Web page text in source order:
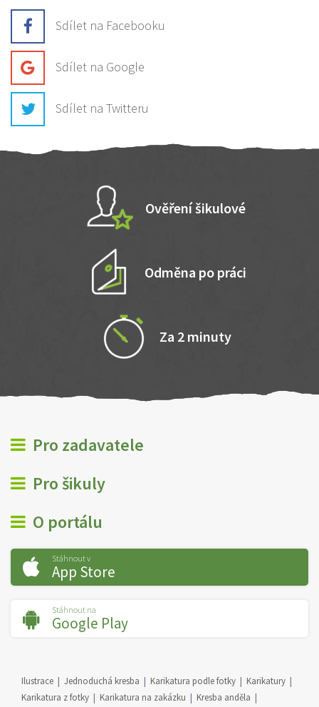
Sdílet na Facebooku
Sdílet na Google
Sdílet na Twitteru
Ověření šikulové
Odměna po práci
Za 2 minuty
Pro zadavatele
Pro šikuly
O portálu
Stáhnout v
App Store
Stáhnout na
Google Play
Ilustrace Jednoduchá kresba Karikatura podle fotky
Karikatury
Karikatura z fotky
Karikatura na zakázku
Kresba anděla